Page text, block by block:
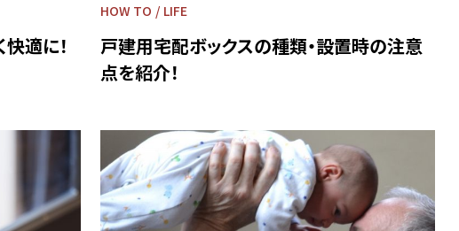
適に！
HOW TO LIFE
戸建用宅配ボックスの種類・設置時の注意
点を紹介！